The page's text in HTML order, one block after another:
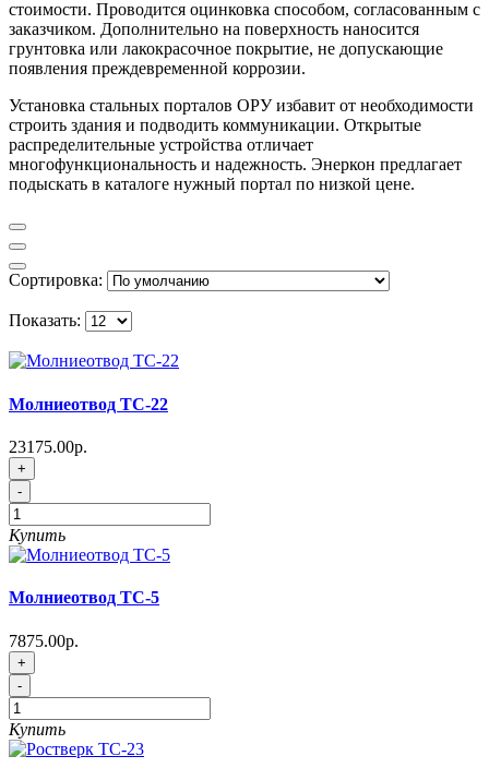
стоимости. Проводится оцинковка способом, согласованным с
заказчиком. Дополнительно на поверхность наносится
грунтовка или лакокрасочное покрытие, не допускающие
появления преждевременной коррозии.
Установка стальных порталов ОРУ избавит от необходимости
строить здания и подводить коммуникации. Открытые
распределительные устройства отличает
многофункциональность и надежность. Энеркон предлагает
подыскать в каталоге нужный портал по низкой цене.
Сортировка:
Показать:
Молниеотвод ТС-22
23175.00р.
+
-
Купить
Молниеотвод ТС-5
7875.00р.
+
-
Купить